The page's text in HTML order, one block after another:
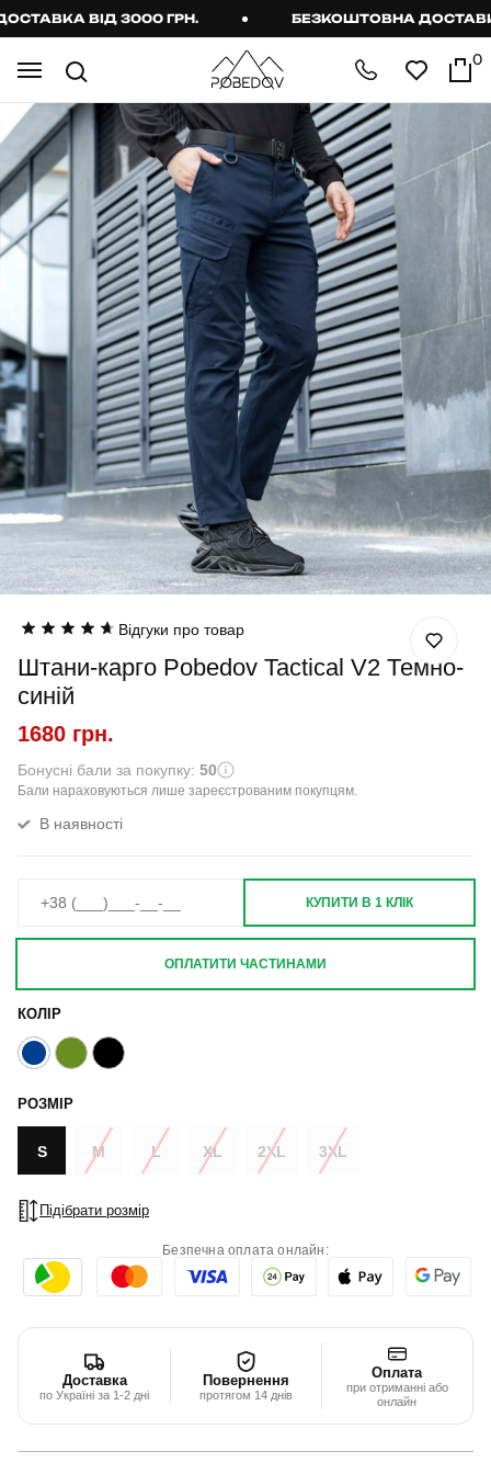
ВІД 3000 ГРН. БЕЗКОШТОВНА ДОСТАВКА
0
Відгуки про товар
Штани-карго Pobedov Tactical V2 Темно-
синій
1680 грн.
Бонусні бали за покупку: 50
Бали нараховуються лише зареєстрованим покупцям.
В наявності
КОЛІР
РОЗМІР
S M L XL 2XL 3XL
Підібрати розмір
КУПИТИ В 1 КЛІК
ОПЛАТИТИ ЧАСТИНАМИ
Безпечна оплата онлайн:
Доставка
по Україні за 1-2 дні
Повернення
протягом 14 днів
Оплата
при отриманні або
онлайн